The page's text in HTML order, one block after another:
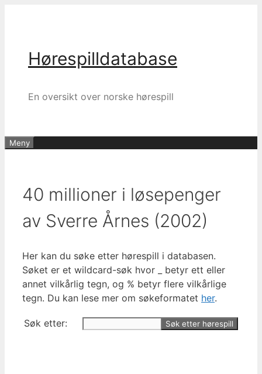
Hørespilldatabase
En oversikt over norske hørespill
Meny
40 millioner i løsepenger
av Sverre Årnes (2002)
Her kan du søke etter hørespill i databasen.
Søket er et wildcard-søk hvor _ betyr ett eller
annet vilkårlig tegn, og % betyr flere vilkårlige
tegn. Du kan lese mer om søkeformatet her.
Søk etter: